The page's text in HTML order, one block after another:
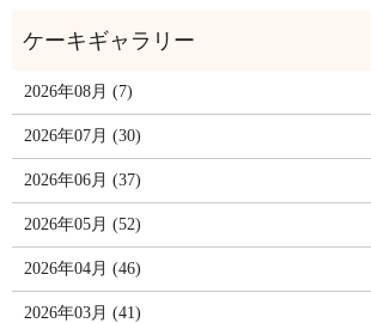
2026年08月 (7)
2026年07月 (30)
2026年06月 (37)
2026年05月 (52)
2026年04月 (46)
2026年03月 (41)